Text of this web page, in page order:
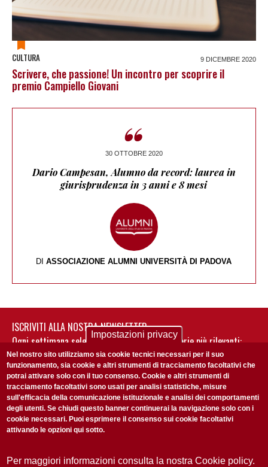
CULTURA 9 DICEMBRE 2020
Scrivere, che passione! Un incontro per scoprire il
premio Campiello Giovani
“
30 OTTOBRE 2020
Dario Campesan, Alumno da record: laurea in
giurisprudenza in 3 anni e 8 mesi
DI ASSOCIAZIONE ALUMNI UNIVERSITÀ DI PADOVA
ISCRIVITI ALLA NOSTRA NEWSLETTER
Ogni settimana selezioniamo per te nostre storie più rilevanti:
non perderti gli aggiornamenti della nostra newsletter
Accetto laPrivacy Policy
Impostazioni privacy
Nel nostro sito utilizziamo sia cookie tecnici necessari per il suo
funzionamento, sia cookie e altri strumenti di tracciamento facoltativi che
potrai attivare solo con il tuo consenso. Cookie e altri strumenti di
tracciamento facoltativi sono usati per analisi statistiche, misure
sull'efficacia della comunicazione istituzionale e analisi dei comportamenti
degli utenti. Se chiudi questo banner continuerai la navigazione solo con i
cookie necessari. Puoi esprimere il consenso sui cookie facoltativi
attivando le opzioni qui sotto.
Per maggiori informazioni consulta la nostra Cookie policy.